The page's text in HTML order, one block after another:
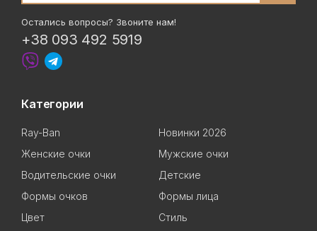
Остались вопросы? Звоните нам!
+38 093 492 5919
Категории
Ray-Ban
Новинки 2026
Женские очки
Мужские очки
Водительские очки
Детские
Формы очков
Формы лица
Цвет
Стиль